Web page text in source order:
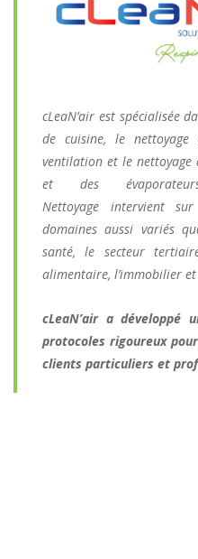
cLeaN’air est spécialisée
de cuisine, le
ventilation et le nettoyage
et des
Nettoyage intervient
domaines aussi variés
santé, le secteur
alimentaire, l’immobilier
cLeaN’air a développé
protocoles rigoureux
clients particuliers et